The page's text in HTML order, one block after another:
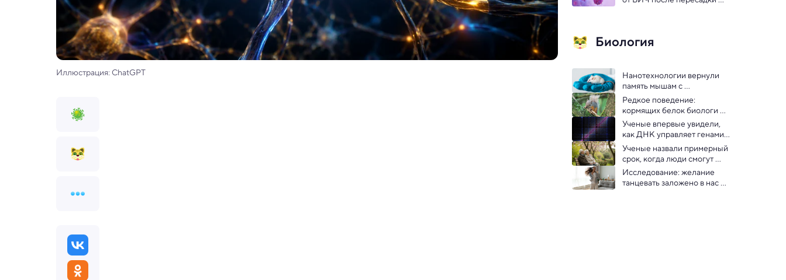
Иллюстрация: ChatGPT
Биология
Нанотехнологии вернули
память мышам с
симптомами Альцгеймера
Редкое поведение:
кормящих белок биологи
застали за обгрызанием
костей
Ученые впервые увидели,
как ДНК управляет генами
внутри живых клеток
Ученые назвали примерный
срок, когда люди смогут
жить до 125 лет
Исследование: желание
танцевать заложено в нас